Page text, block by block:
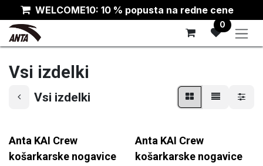
Skip to ContentWELCOME10: 10 % popusta na redne cene
0
Vsi izdelki
Vsi izdelki
Anta KAI Crew
košarkarske nogavice
Anta KAI Crew
košarkarske nogavice